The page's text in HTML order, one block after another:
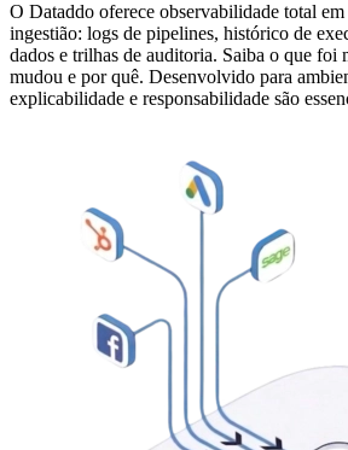
O Dataddo oferece observabilidade total em
ingestião: logs de pipelines, histórico de
dados e trilhas de auditoria. Saiba o que foi
mudou e por quê. Desenvolvido para
explicabilidade e responsabilidade são